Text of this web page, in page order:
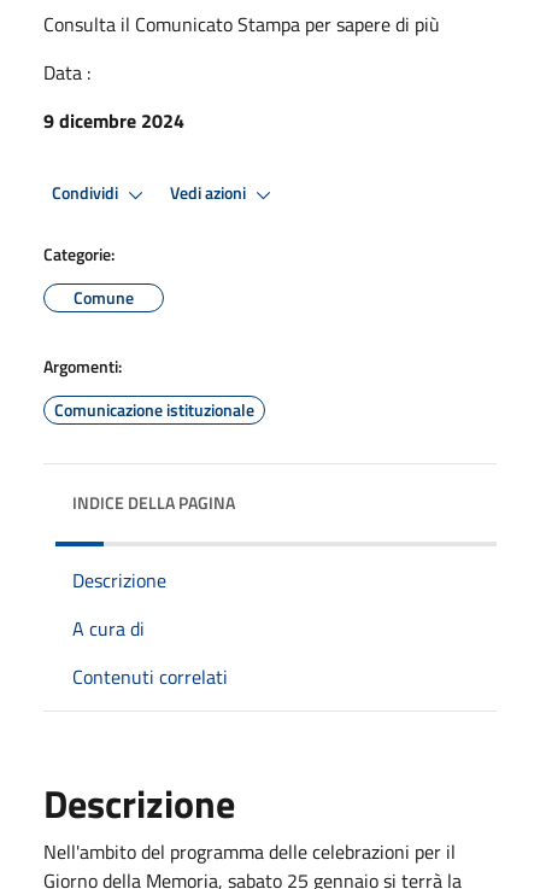
Consulta il Comunicato Stampa per sapere di più
Data :
9 dicembre 2024
Condividi Vedi azioni
Categorie:
Comune
Argomenti:
Comunicazione istituzionale
INDICE DELLA PAGINA
Descrizione
A cura di
Contenuti correlati
Descrizione
Nell'ambito del programma delle celebrazioni per il
Giorno della Memoria, sabato 25 gennaio si terrà la